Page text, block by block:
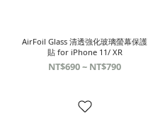
AirFoil Glass 清透強化玻璃螢幕保護
貼 for iPhone 11/ XR
NT$690 ~ NT$790